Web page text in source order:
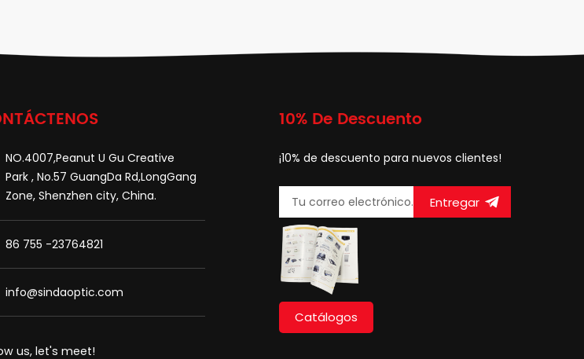
NO.4007,Peanut U Gu Creative
Park , No.57 GuangDa Rd,LongGang
Zone, Shenzhen city, China.
86 755 -23764821
info@sindaoptic.com
us, let's meet!
10% De Descuento
¡10% de descuento para nuevos clientes!
Entregar
Catálogos